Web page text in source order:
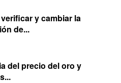
y cambiar la
de...
del precio del oro y